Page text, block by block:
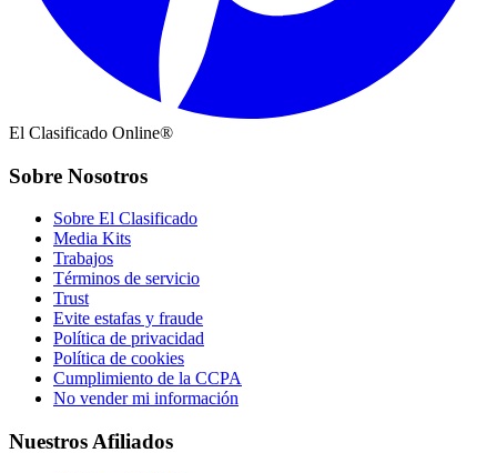
El Clasificado Online®
Sobre Nosotros
Sobre El Clasificado
Media Kits
Trabajos
Términos de servicio
Trust
Evite estafas y fraude
Política de privacidad
Política de cookies
Cumplimiento de la CCPA
No vender mi información
Nuestros Afiliados